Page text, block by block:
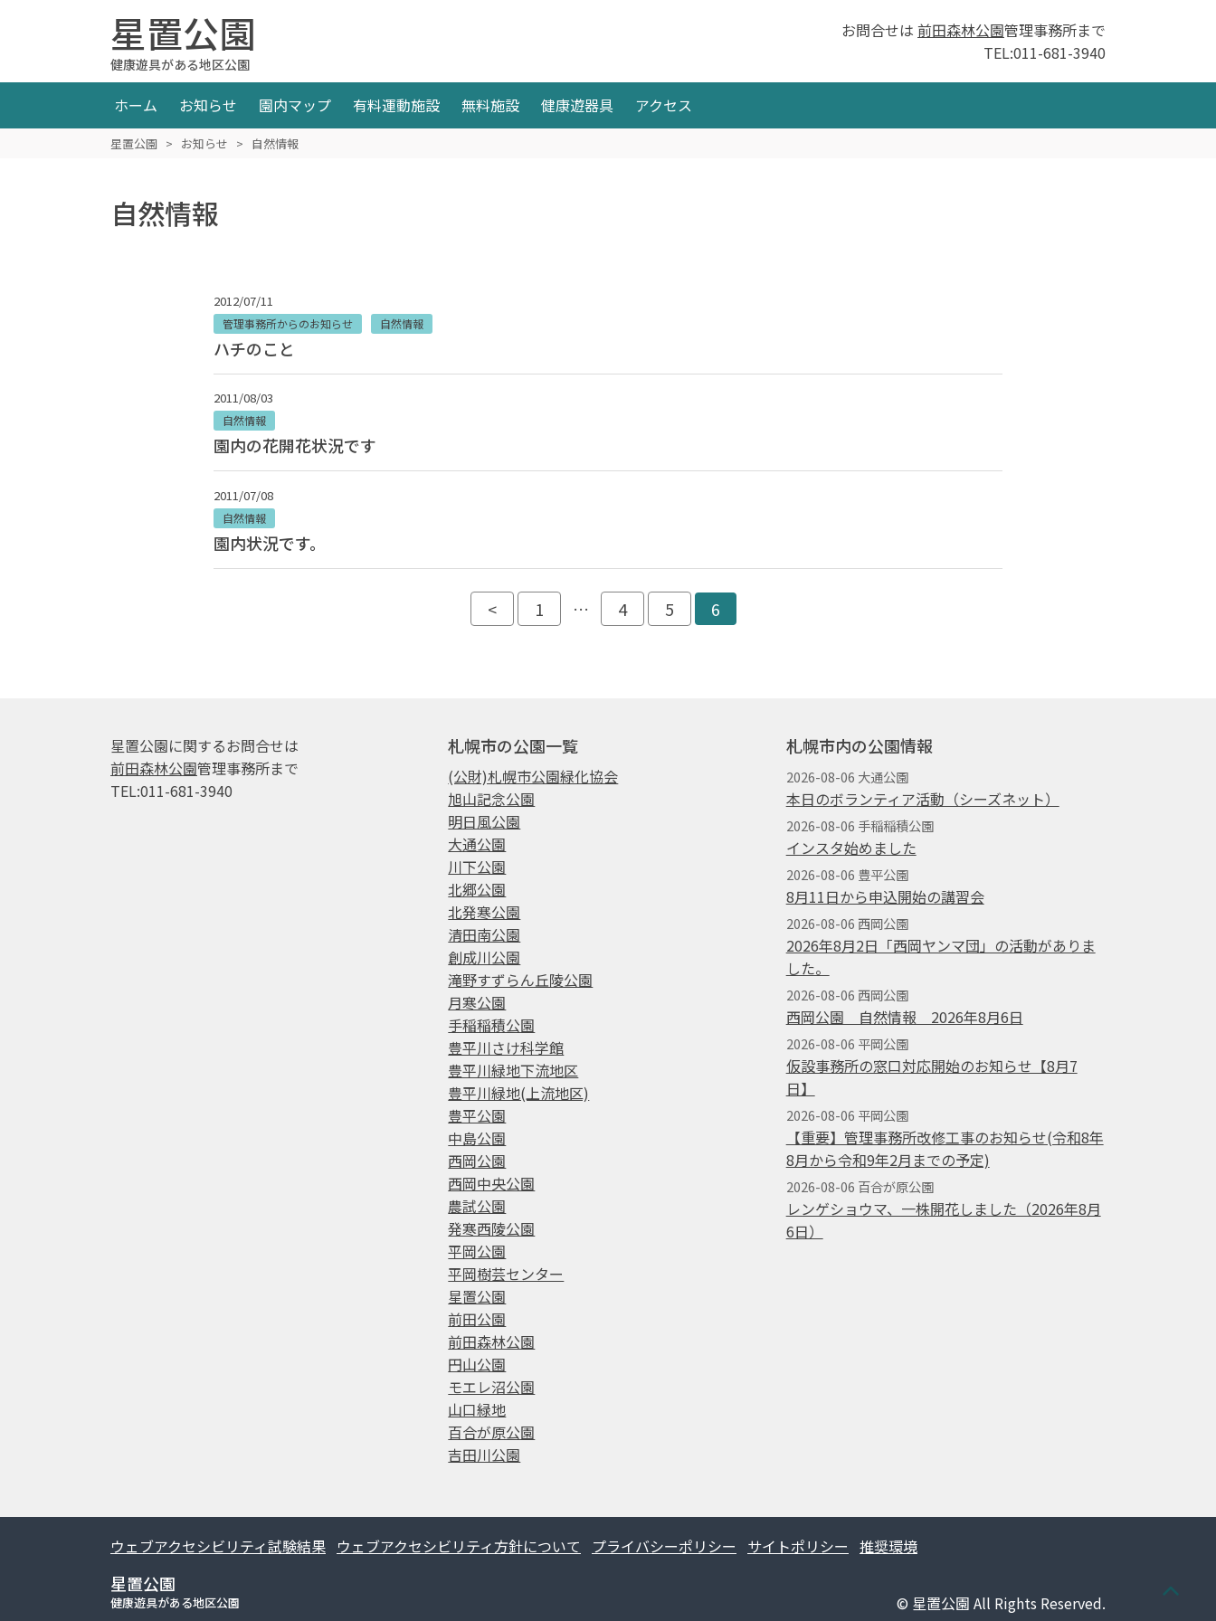
星置公園
健康遊具がある地区公園
お問合せは 前田森林公園管理事務所まで
TEL:011-681-3940
ホーム お知らせ 園内マップ 有料運動施設 無料施設 健康遊器具 アクセス
星置公園 > お知らせ > 自然情報
自然情報
2012/07/11
管理事務所からのお知らせ 自然情報
ハチのこと
2011/08/03
自然情報
園内の花開花状況です
2011/07/08
自然情報
園内状況です。
< 1 … 4 5 6
星置公園に関するお問合せは
前田森林公園管理事務所まで
TEL:011-681-3940
札幌市の公園一覧
(公財)札幌市公園緑化協会
旭山記念公園
明日風公園
大通公園
川下公園
北郷公園
北発寒公園
清田南公園
創成川公園
滝野すずらん丘陵公園
月寒公園
手稲稲積公園
豊平川さけ科学館
豊平川緑地下流地区
豊平川緑地(上流地区)
豊平公園
中島公園
西岡公園
西岡中央公園
農試公園
発寒西陵公園
平岡公園
平岡樹芸センター
星置公園
前田公園
前田森林公園
円山公園
モエレ沼公園
山口緑地
百合が原公園
吉田川公園
札幌市内の公園情報
2026-08-06 大通公園
本日のボランティア活動（シーズネット）
2026-08-06 手稲稲積公園
インスタ始めました
2026-08-06 豊平公園
8月11日から申込開始の講習会
2026-08-06 西岡公園
2026年8月2日「西岡ヤンマ団」の活動がありま
した。
2026-08-06 西岡公園
西岡公園 自然情報 2026年8月6日
2026-08-06 平岡公園
仮設事務所の窓口対応開始のお知らせ【8月7
日】
2026-08-06 平岡公園
【重要】管理事務所改修工事のお知らせ(令和8年
8月から令和9年2月までの予定)
2026-08-06 百合が原公園
レンゲショウマ、一株開花しました（2026年8月
6日）
ウェブアクセシビリティ試験結果 ウェブアクセシビリティ方針について プライバシーポリシー サイトポリシー 推奨環境
星置公園
健康遊具がある地区公園 © 星置公園 All Rights Reserved.